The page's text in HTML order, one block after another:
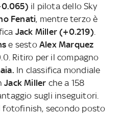
il pilota dello Sky
Fenati, mentre terzo è
Jack Miller (+0.219)
e sestoAlex Marquez
Ritiro per il compagno
In classifica mondiale
Jack Miller che a 158
sugli inseguitori.
fotofinish, secondo posto